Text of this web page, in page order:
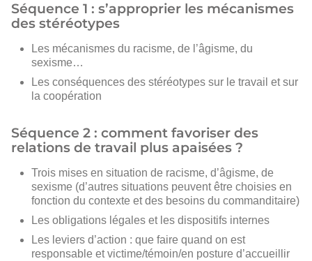
Séquence 1 : s’approprier les mécanismes
des stéréotypes
Les mécanismes du racisme, de l’âgisme, du
sexisme…
Les conséquences des stéréotypes sur le travail et sur
la coopération
Séquence 2 : comment favoriser des
relations de travail plus apaisées ?
Trois mises en situation de racisme, d’âgisme, de
sexisme (d’autres situations peuvent être choisies en
fonction du contexte et des besoins du commanditaire)
Les obligations légales et les dispositifs internes
Les leviers d’action : que faire quand on est
responsable et victime/témoin/en posture d’accueillir